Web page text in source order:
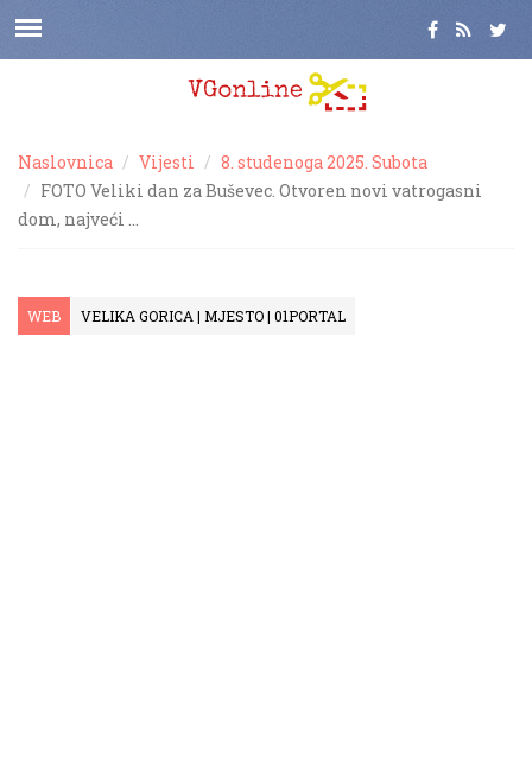
Naslovnica Vijesti
8. studenoga 2025. Subota
FOTO Veliki dan za Buševec. Otvoren novi vatrogasni
dom, najveći …
WEB VELIKA GORICA | MJESTO | 01PORTAL